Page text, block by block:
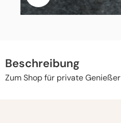
Beschreibung
Zum Shop für private Genießer